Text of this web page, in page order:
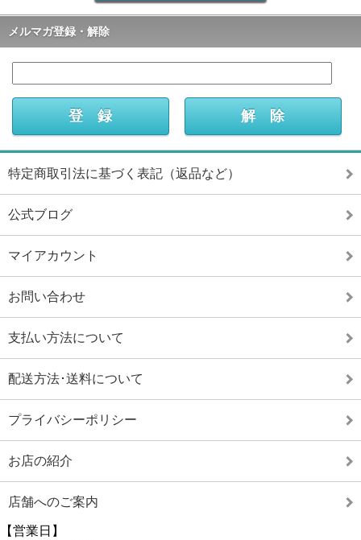
メルマガ登録・解除
特定商取引法に基づく表記（返品など）
公式ブログ
マイアカウント
お問い合わせ
支払い方法について
配送方法･送料について
プライバシーポリシー
お店の紹介
店舗へのご案内
【営業日】